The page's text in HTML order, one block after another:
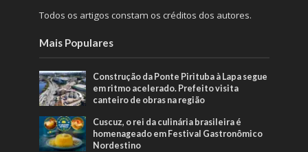
Todos os artigos constam os créditos dos autores.
Mais Populares
Construção da Ponte Pirituba à Lapa segue
em ritmo acelerado. Prefeito visita
canteiro de obras na região
Cuscuz, o rei da culinária brasileira é
homenageado em Festival Gastronômico
Nordestino